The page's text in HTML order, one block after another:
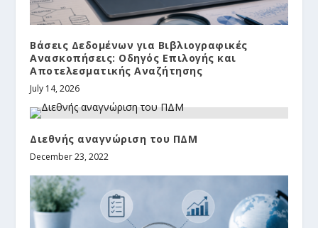
Βάσεις Δεδομένων για Βιβλιογραφικές
Ανασκοπήσεις: Οδηγός Επιλογής και
Αποτελεσματικής Αναζήτησης
July 14, 2026
Διεθνής αναγνώριση του ΠΔΜ
December 23, 2022